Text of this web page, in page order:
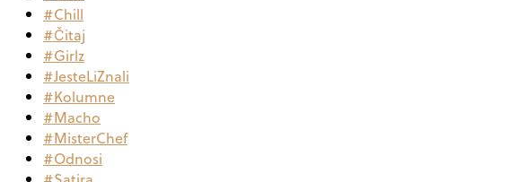
#Chill
#Čitaj
#Girlz
#JesteLiZnali
#Kolumne
#Macho
#MisterChef
#Odnosi